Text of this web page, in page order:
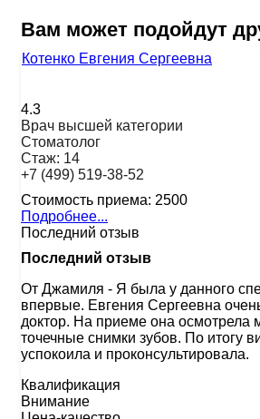
Вам может подойдут
Котенко Евгения Сергеевна
4.3
Врач высшей категории
Стоматолог
Стаж: 14
+7 (499) 519-38-52
Стоимость приема: 2500
Подробнее...
Последний отзыв
Последний отзыв
От Джамиля - Я была у данного
впервые. Евгения Сергеевна
доктор. На приеме она осмотрела
точечные снимки зубов. По итогу
успокоила и проконсультировала.
Квалификация
Внимание